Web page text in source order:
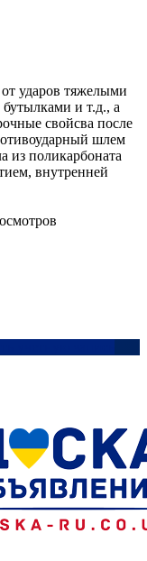
ударов тяжелыми
и т.д., а
свойсва после
шлем
из поликарбоната
внутренней